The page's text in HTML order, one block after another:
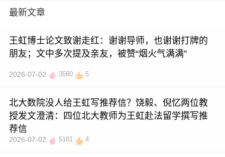
最新文章
王虹博士论文致谢走红：谢谢导师，也谢谢打牌的
朋友；文中多次提及亲友，被赞“烟火气满满”
2026-07-02 3560 5
北大数院没人给王虹写推荐信？饶毅、倪忆两位教
授发文澄清：四位北大教师为王虹赴法留学撰写推
荐信
2026-07-02 5181 4